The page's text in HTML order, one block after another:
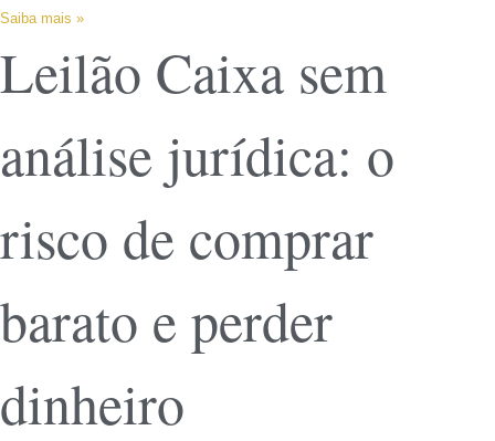
Saiba mais »
Leilão Caixa sem
análise jurídica: o
risco de comprar
barato e perder
dinheiro